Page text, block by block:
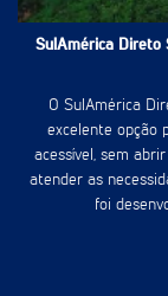
SulAmérica Direto
O SulAmérica
excelente opção
acessível, sem
atender as
foi